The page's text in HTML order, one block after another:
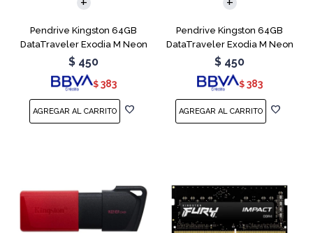
Pendrive Kingston 64GB
DataTraveler Exodia M Neon
Pink
$ 450
$ 383
Pendrive Kingston 64GB
DataTraveler Exodia M Neon
Purple
$ 450
$ 383